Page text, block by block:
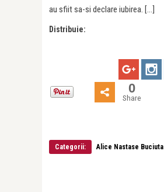
au sfiit sa-si declare iubirea. […]
Distribuie:
0
Share
Categorii: Alice Nastase Buciuta